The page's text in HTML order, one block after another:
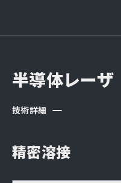
半導体レーザ
技術詳細
精密溶接